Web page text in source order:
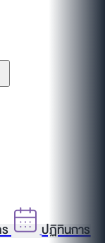
ร
ปฏิทินการ